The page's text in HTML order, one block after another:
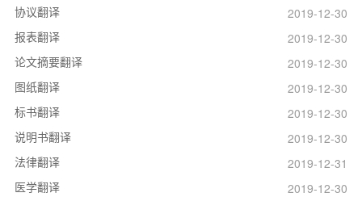
协议翻译
2019-12-30
报表翻译
2019-12-30
论文摘要翻译
2019-12-30
图纸翻译
2019-12-30
标书翻译
2019-12-30
说明书翻译
2019-12-30
法律翻译
2019-12-31
医学翻译
2019-12-30